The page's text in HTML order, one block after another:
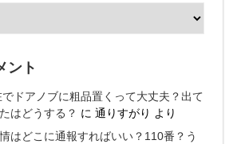
ント
ドアノブに粗品置くって大丈夫？出て
はどうする？ に通りすがり より
はどこに通報すればいい？110番？う